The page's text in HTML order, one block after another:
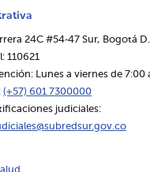
24C #54‑47 Sur, Bogotá
110621
Lunes a viernes de 7:00
(+57) 601 7300000
judiciales: